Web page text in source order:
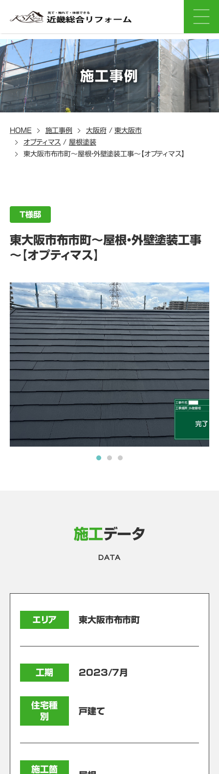
施工事例
HOME 施工事例 大阪府/東大阪市
オプティマス / 屋根塗装
東大阪市布市町～屋根・外壁塗装工事～【オプティマス】
T様邸
東大阪市布市町～屋根・外壁塗装工事
～【オプティマス】
施工データ
DATA
エリア 東大阪市布市町
工期 2023/7月
住宅種
別
戸建て
施工箇